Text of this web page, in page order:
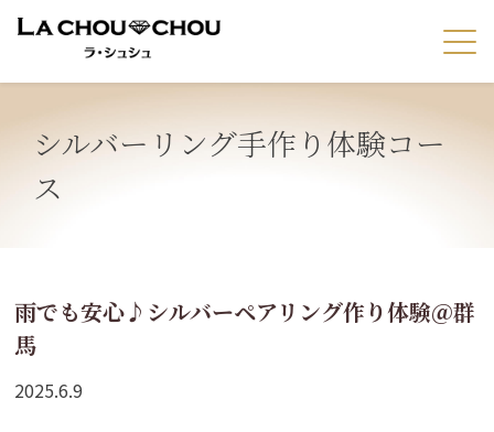
シルバーリング手作り体験コー
ス
雨でも安心♪シルバーペアリング作り体験＠群
馬
2025.6.9